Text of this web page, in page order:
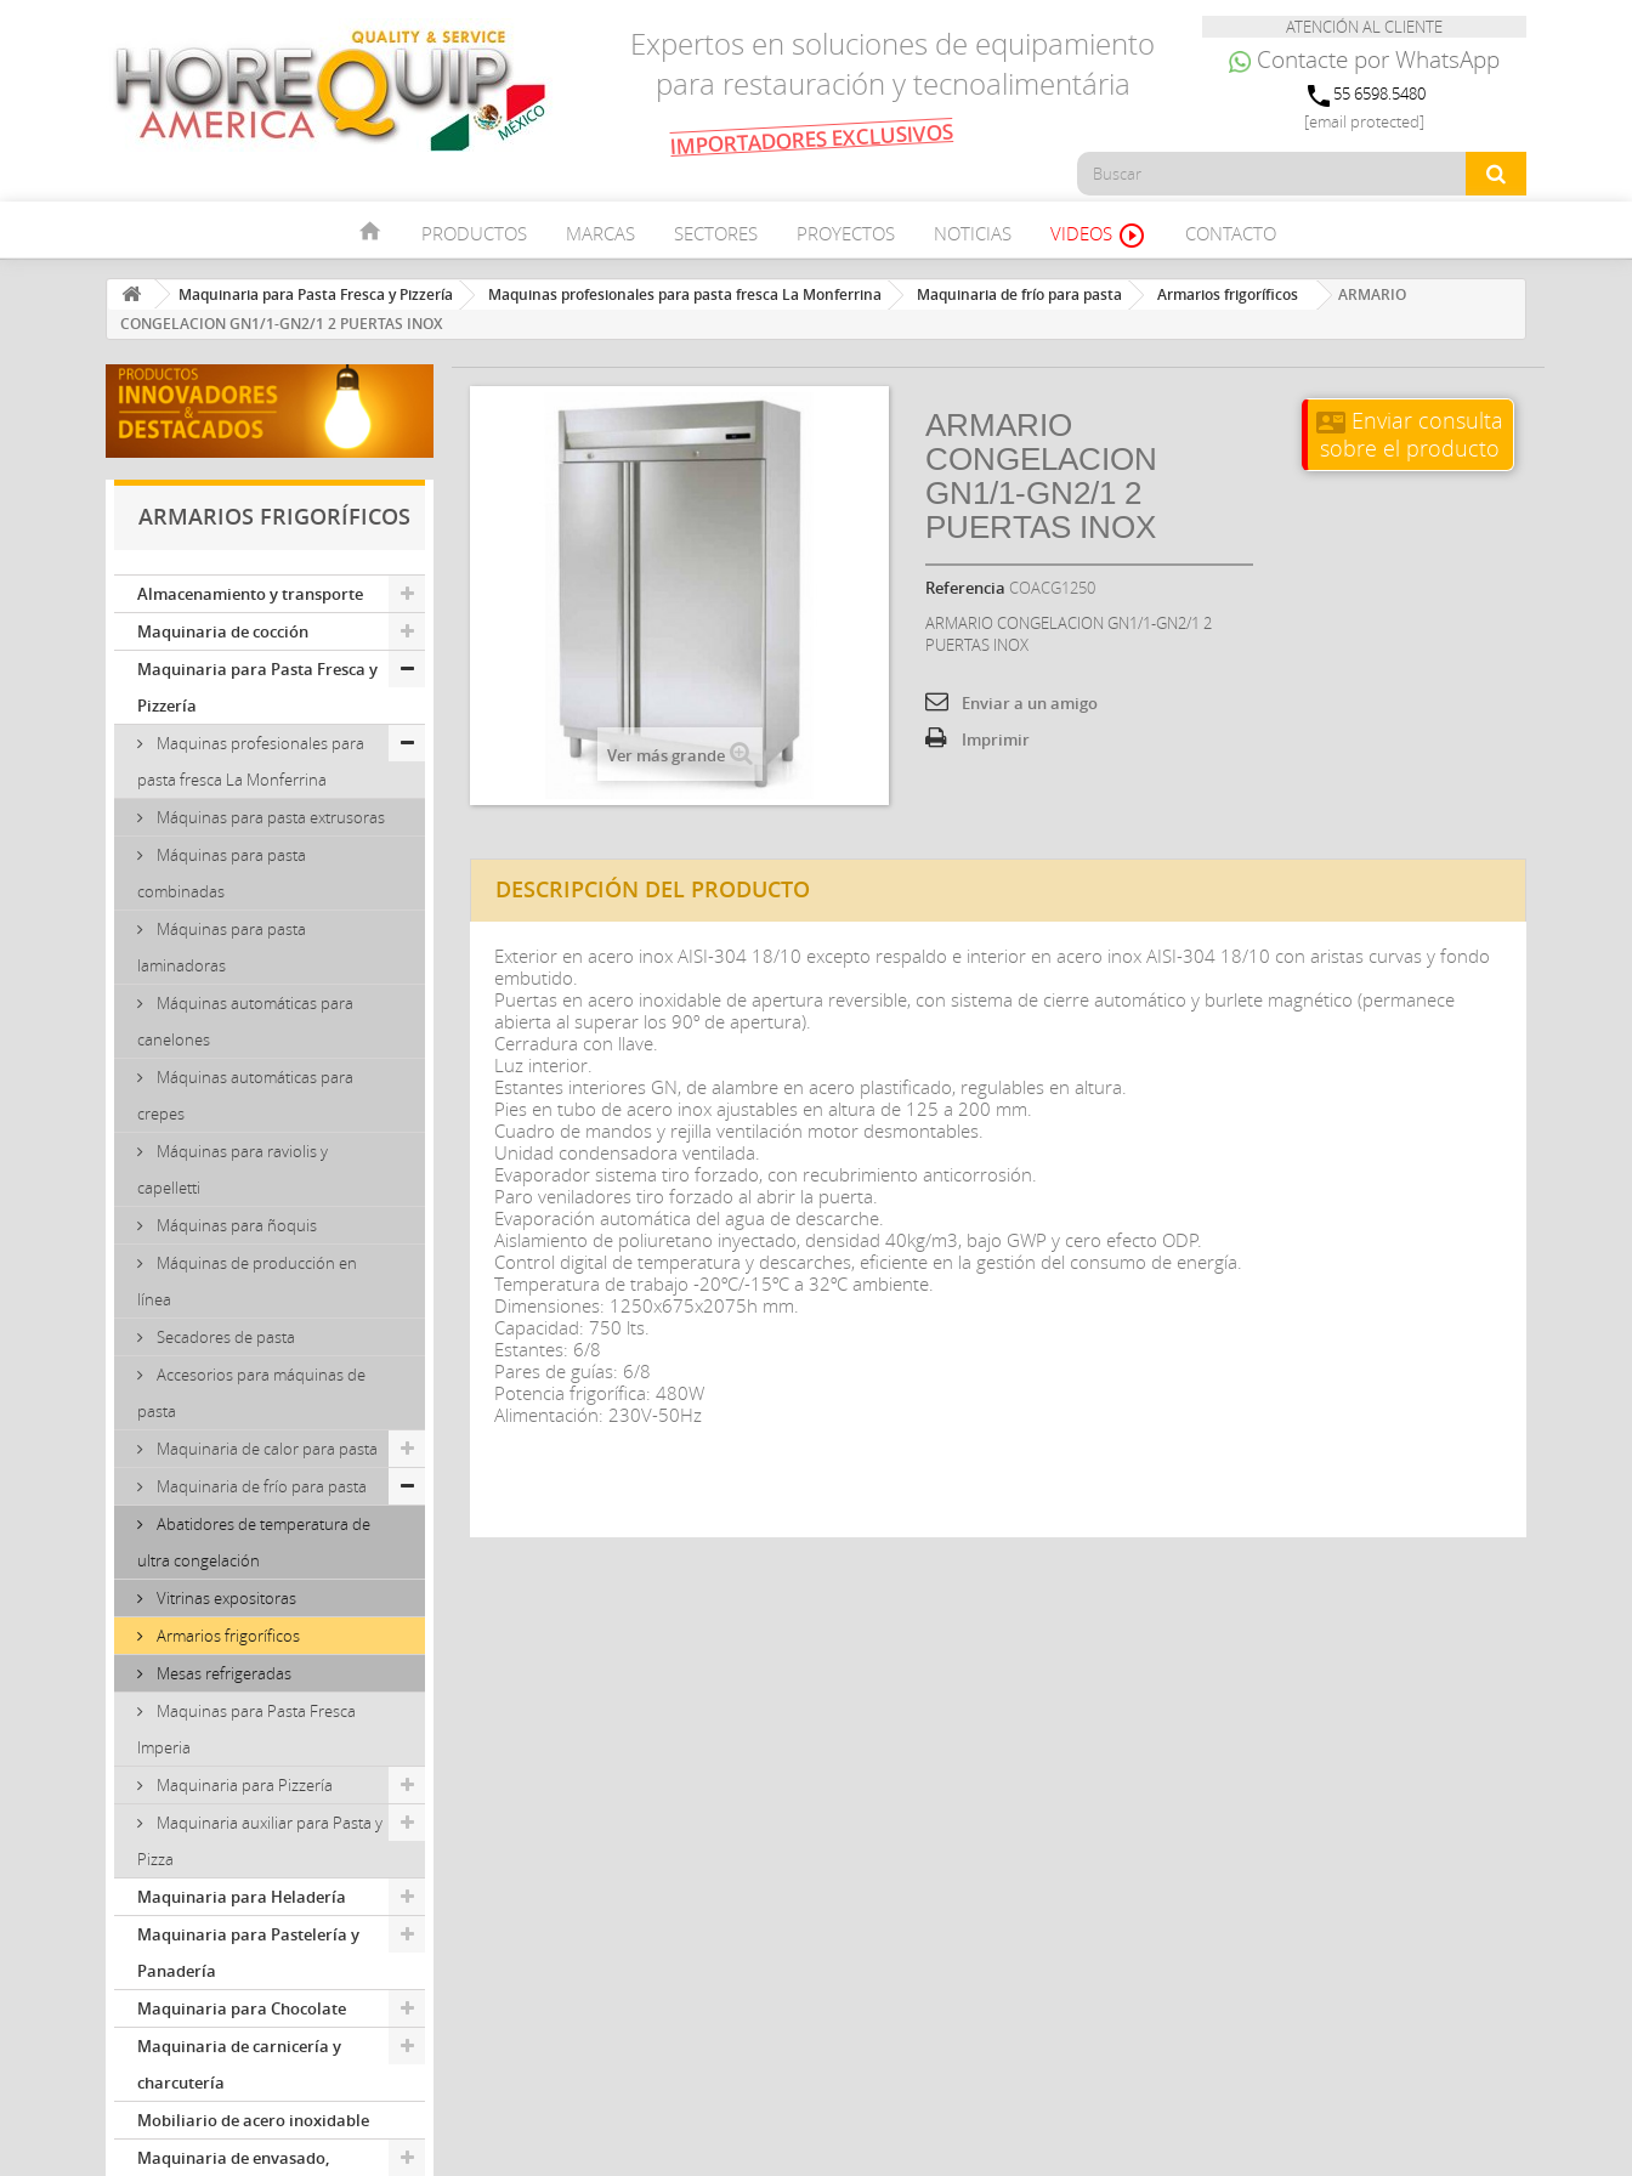
ATENCIÓN AL CLIENTE
Contacte por WhatsApp
phone 55 6598.5480
[email protected]
Expertos en soluciones de equipamiento
para restauración y tecnoalimentária
IMPORTADORES EXCLUSIVOS
home PRODUCTOS MARCAS SECTORES PROYECTOS NOTICIAS VIDEOS play_circle_outline CONTACTO
Maquinaria para Pasta Fresca y Pizzería Maquinas profesionales para pasta fresca La Monferrina Maquinaria de frío para pasta Armarios frigoríficos
ARMARIO
CONGELACION GN1/1-GN2/1 2 PUERTAS INOX
ARMARIOS FRIGORÍFICOS
Almacenamiento y transporte
Maquinaria de cocción
Maquinaria para Pasta Fresca y
Pizzería
Maquinas profesionales para
pasta fresca La Monferrina
Máquinas para pasta extrusoras
Máquinas para pasta
combinadas
Máquinas para pasta
laminadoras
Máquinas automáticas para
canelones
Máquinas automáticas para
crepes
Máquinas para raviolis y
capelletti
Máquinas para ñoquis
Máquinas de producción en
línea
Secadores de pasta
Accesorios para máquinas de
pasta
Maquinaria de calor para pasta
Maquinaria de frío para pasta
Abatidores de temperatura de
ultra congelación
Vitrinas expositoras
Armarios frigoríficos
Mesas refrigeradas
Maquinas para Pasta Fresca
Imperia
Maquinaria para Pizzería
Maquinaria auxiliar para Pasta y
Pizza
Maquinaria para Heladería
Maquinaria para Pastelería y
Panadería
Maquinaria para Chocolate
Maquinaria de carnicería y
charcutería
Mobiliario de acero inoxidable
Maquinaria de envasado,
Ver más grande
ARMARIO
CONGELACION
GN1/1-GN2/1 2
PUERTAS INOX
Referencia COACG1250
ARMARIO CONGELACION GN1/1-GN2/1 2
PUERTAS INOX
Enviar a un amigo
Imprimir
contact_mail Enviar consulta
sobre el producto
DESCRIPCIÓN DEL PRODUCTO
Exterior en acero inox AISI-304 18/10 excepto respaldo e interior en acero inox AISI-304 18/10 con aristas curvas y fondo
embutido.
Puertas en acero inoxidable de apertura reversible, con sistema de cierre automático y burlete magnético (permanece
abierta al superar los 90º de apertura).
Cerradura con llave.
Luz interior.
Estantes interiores GN, de alambre en acero plastificado, regulables en altura.
Pies en tubo de acero inox ajustables en altura de 125 a 200 mm.
Cuadro de mandos y rejilla ventilación motor desmontables.
Unidad condensadora ventilada.
Evaporador sistema tiro forzado, con recubrimiento anticorrosión.
Paro veniladores tiro forzado al abrir la puerta.
Evaporación automática del agua de descarche.
Aislamiento de poliuretano inyectado, densidad 40kg/m3, bajo GWP y cero efecto ODP.
Control digital de temperatura y descarches, eficiente en la gestión del consumo de energía.
Temperatura de trabajo -20ºC/-15ºC a 32ºC ambiente.
Dimensiones: 1250x675x2075h mm.
Capacidad: 750 lts.
Estantes: 6/8
Pares de guías: 6/8
Potencia frigorífica: 480W
Alimentación: 230V-50Hz